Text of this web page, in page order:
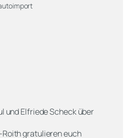
und Elfriede Scheck über
Roith gratulieren euch